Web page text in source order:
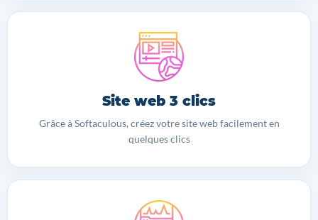
Site web 3 clics
Grâce à Softaculous, créez votre site web facilement en
quelques clics